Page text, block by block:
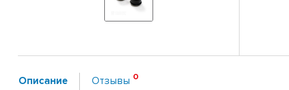
Описание Отзывы